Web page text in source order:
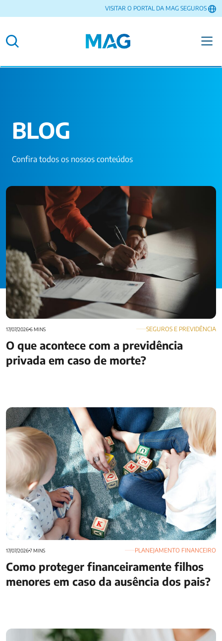
VISITAR O PORTAL DA MAG SEGUROS
BLOG
Confira todos os nossos conteúdos
O que acontece com a previdência privada em caso de
17/07/20266 MINS SEGUROS E PREVIDÊNCIA
O que acontece com a previdência
privada em caso de morte?
Como proteger financeiramente filhos menores em caso da
ausência dos pais?
17/07/20267 MINS PLANEJAMENTO FINANCEIRO
Como proteger financeiramente filhos
menores em caso da ausência dos pais?
O que é a nova restituição automática de Imposto de Renda